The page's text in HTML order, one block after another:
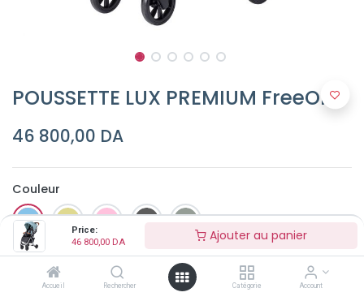
Price:
46 800,00 DA Ajouter au panier
Accueil Rechercher Catégorie Account
POUSSETTE LUX PREMIUM FreeON
46 800,00 DA
Couleur